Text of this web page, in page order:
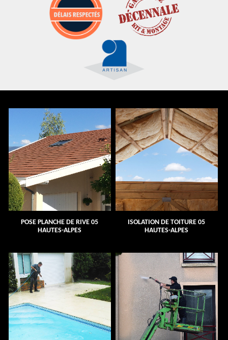
POSE PLANCHE DE RIVE 05
HAUTES-ALPES
ISOLATION DE TOITURE 05
HAUTES-ALPES